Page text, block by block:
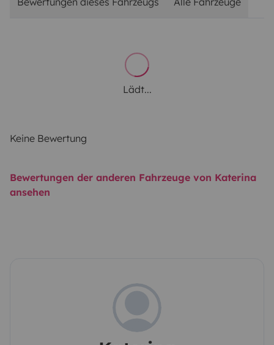
Lädt...
Keine Bewertung
Bewertungen der anderen Fahrzeuge von Katerina
ansehen